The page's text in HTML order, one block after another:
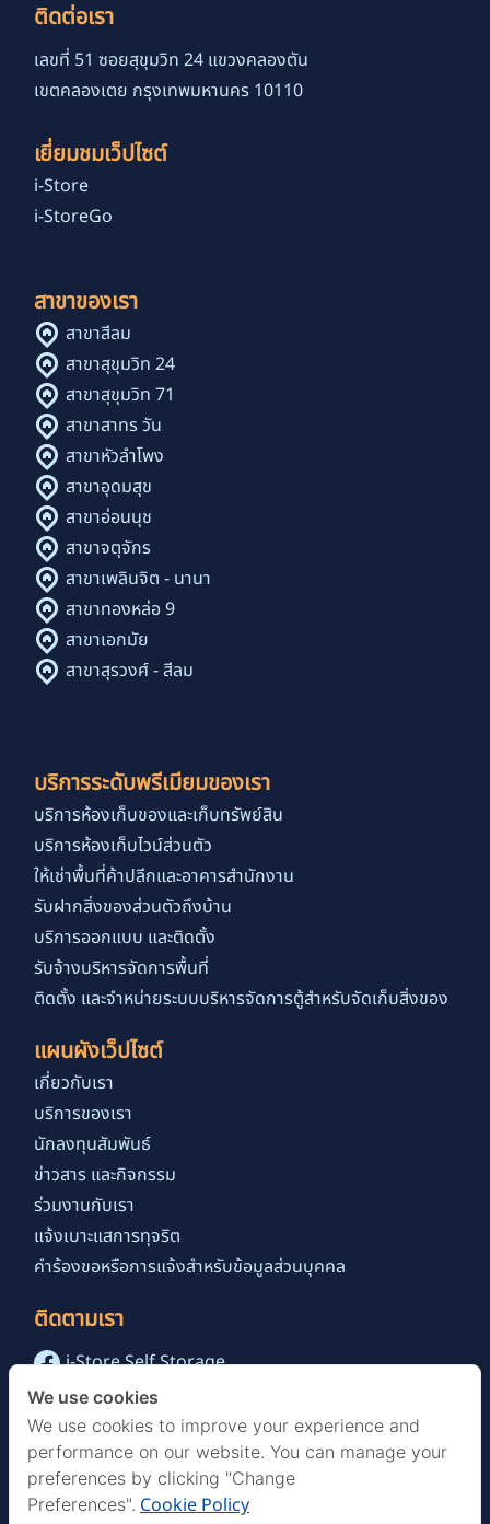
ติดต่อเรา
เลขที่ 51 ซอยสุขุมวิท 24 แขวงคลองตัน
เขตคลองเตย กรุงเทพมหานคร 10110
เยี่ยมชมเว็ปไซต์
i-Store
i-StoreGo
สาขาของเรา
สาขาสีลม
สาขาสุขุมวิท 24
สาขาสุขุมวิท 71
สาขาสาทร วัน
สาขาหัวลำโพง
สาขาอุดมสุข
สาขาอ่อนนุช
สาขาจตุจักร
สาขาเพลินจิต - นานา
สาขาทองหล่อ 9
สาขาเอกมัย
สาขาสุรวงศ์ - สีลม
บริการระดับพรีเมียมของเรา
บริการห้องเก็บของและเก็บทรัพย์สิน
บริการห้องเก็บไวน์ส่วนตัว
ให้เช่าพื้นที่ค้าปลีกและอาคารสำนักงาน
รับฝากสิ่งของส่วนตัวถึงบ้าน
บริการออกแบบ และติดตั้ง
รับจ้างบริหารจัดการพื้นที่
ติดตั้ง และจำหน่ายระบบบริหารจัดการตู้สำหรับจัดเก็บสิ่งของ
แผนผังเว็ปไซต์
เกี่ยวกับเรา
บริการของเรา
นักลงทุนสัมพันธ์
ข่าวสาร และกิจกรรม
ร่วมงานกับเรา
แจ้งเบาะแสการทุจริต
คำร้องขอหรือการแจ้งสำหรับข้อมูลส่วนบุคคล
ติดตามเรา
i-Store Self Storage
@istoreselfstorage.th
i-Store Self Storage Channel
We use cookies
We use cookies to improve your experience and
performance on our website. You can manage your
preferences by clicking "Change
Preferences". Cookie Policy